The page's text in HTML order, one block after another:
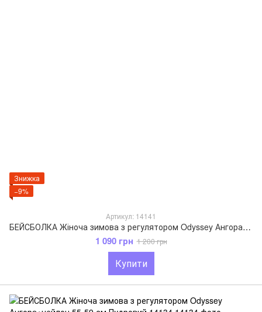
Знижка
−9%
Артикул: 14141
БЕЙСБОЛКА Жіноча зимова з регулятором Odyssey Ангора+нейлон 55-59 см Білий 14141
1 090 грн 1 200 грн
Купити